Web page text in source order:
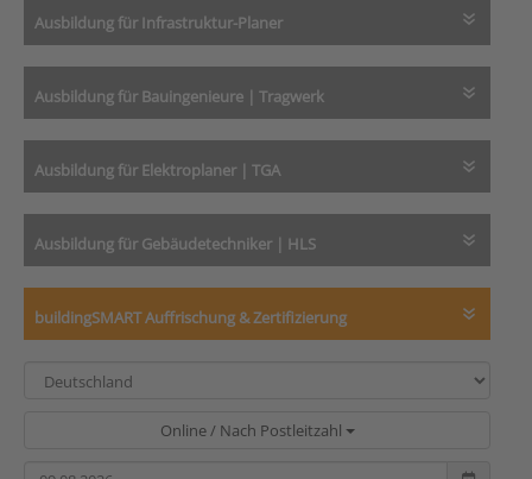
Ausbildung für Infrastruktur-Planer
Ausbildung für Bauingenieure | Tragwerk
Ausbildung für Elektroplaner | TGA
Ausbildung für Gebäudetechniker | HLS
buildingSMART Auffrischung & Zertifizierung
Online / Nach Postleitzahl